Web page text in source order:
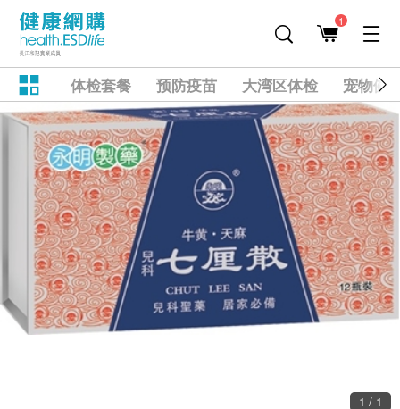
1
体检套餐 预防疫苗 大湾区体检 宠物健
1 / 1